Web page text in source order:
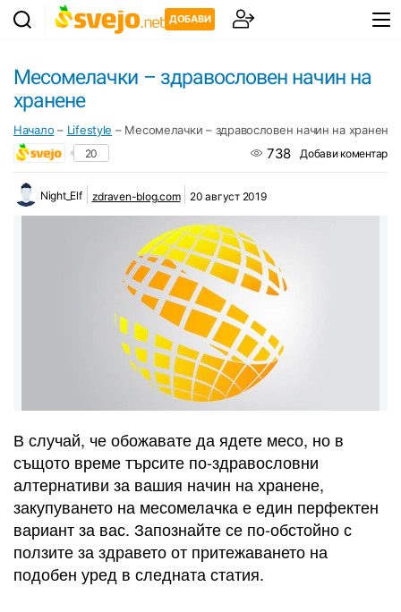
ДОБАВИ
Месомелачки – здравословен начин на
хранене
Начало – Lifestyle – Месомелачки – здравословен начин на хранене
20 738 Добави коментар
Night_Elf zdraven-blog.com 20 август 2019
В случай, че обожавате да ядете месо, но в
същото време търсите по-здравословни
алтернативи за вашия начин на хранене,
закупуването на месомелачка е един перфектен
вариант за вас. Запознайте се по-обстойно с
ползите за здравето от притежаването на
подобен уред в следната статия.